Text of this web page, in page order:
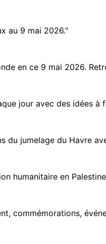
au 9 mai 2026."
en ce 9 mai 2026.
jour avec des idées à
du jumelage du Havre
humanitaire en
commémorations,